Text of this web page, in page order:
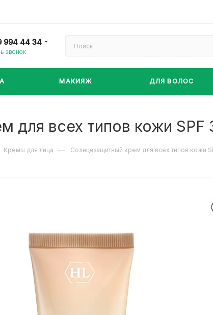
994 44 34
ЗВОНОК
МАКИЯЖ ДЛЯ ВОЛОС
для всех типов кожи SPF
Кремы для лица — Солнцезащитный крем для всех типов кожи